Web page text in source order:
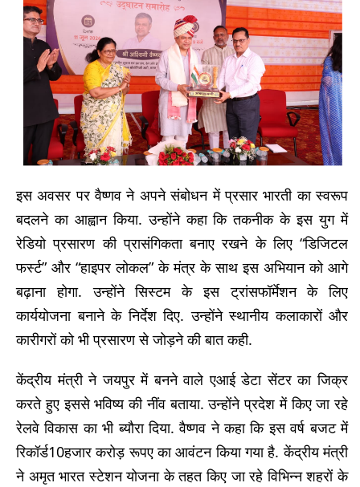
इस अवसर पर वैष्णव ने अपने संबोधन में प्रसार भारती का स्वरूप
बदलने का आह्वान किया. उन्होंने कहा कि तकनीक के इस युग में
रेडियो प्रसारण की प्रासंगिकता बनाए रखने के लिए “डिजिटल
फर्स्ट” और “हाइपर लोकल” के मंत्र के साथ इस अभियान को आगे
बढ़ाना होगा. उन्होंने सिस्टम के इस ट्रांसफॉर्मेशन के लिए
कार्ययोजना बनाने के निर्देश दिए. उन्होंने स्थानीय कलाकारों और
कारीगरों को भी प्रसारण से जोड़ने की बात कही.
केंद्रीय मंत्री ने जयपुर में बनने वाले एआई डेटा सेंटर का जिक्र
करते हुए इससे भविष्य की नींव बताया. उन्होंने प्रदेश में किए जा रहे
रेलवे विकास का भी ब्यौरा दिया. वैष्णव ने कहा कि इस वर्ष बजट में
रिकॉर्ड10हजार करोड़ रूपए का आवंटन किया गया है. केंद्रीय मंत्री
ने अमृत भारत स्टेशन योजना के तहत किए जा रहे विभिन्न शहरों के